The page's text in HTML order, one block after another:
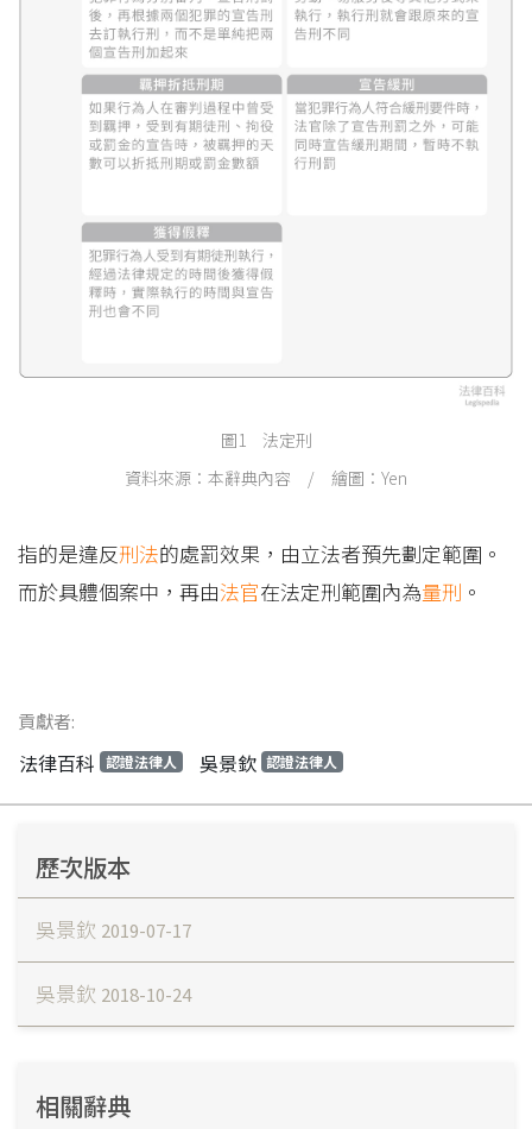
圖1 法定刑
資料來源：本辭典內容 / 繪圖：Yen
指的是違反刑法的處罰效果，由立法者預先劃定範圍。
而於具體個案中，再由法官在法定刑範圍內為量刑 。
貢獻者:
法律百科 認證法律人 吳景欽 認證法律人
歷次版本
吳景欽 2019-07-17
吳景欽 2018-10-24
相關辭典